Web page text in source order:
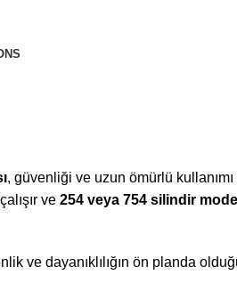
, güvenliği ve uzun ömürlü
ve 254 veya 754 silindir
ve dayanıklılığın ön planda